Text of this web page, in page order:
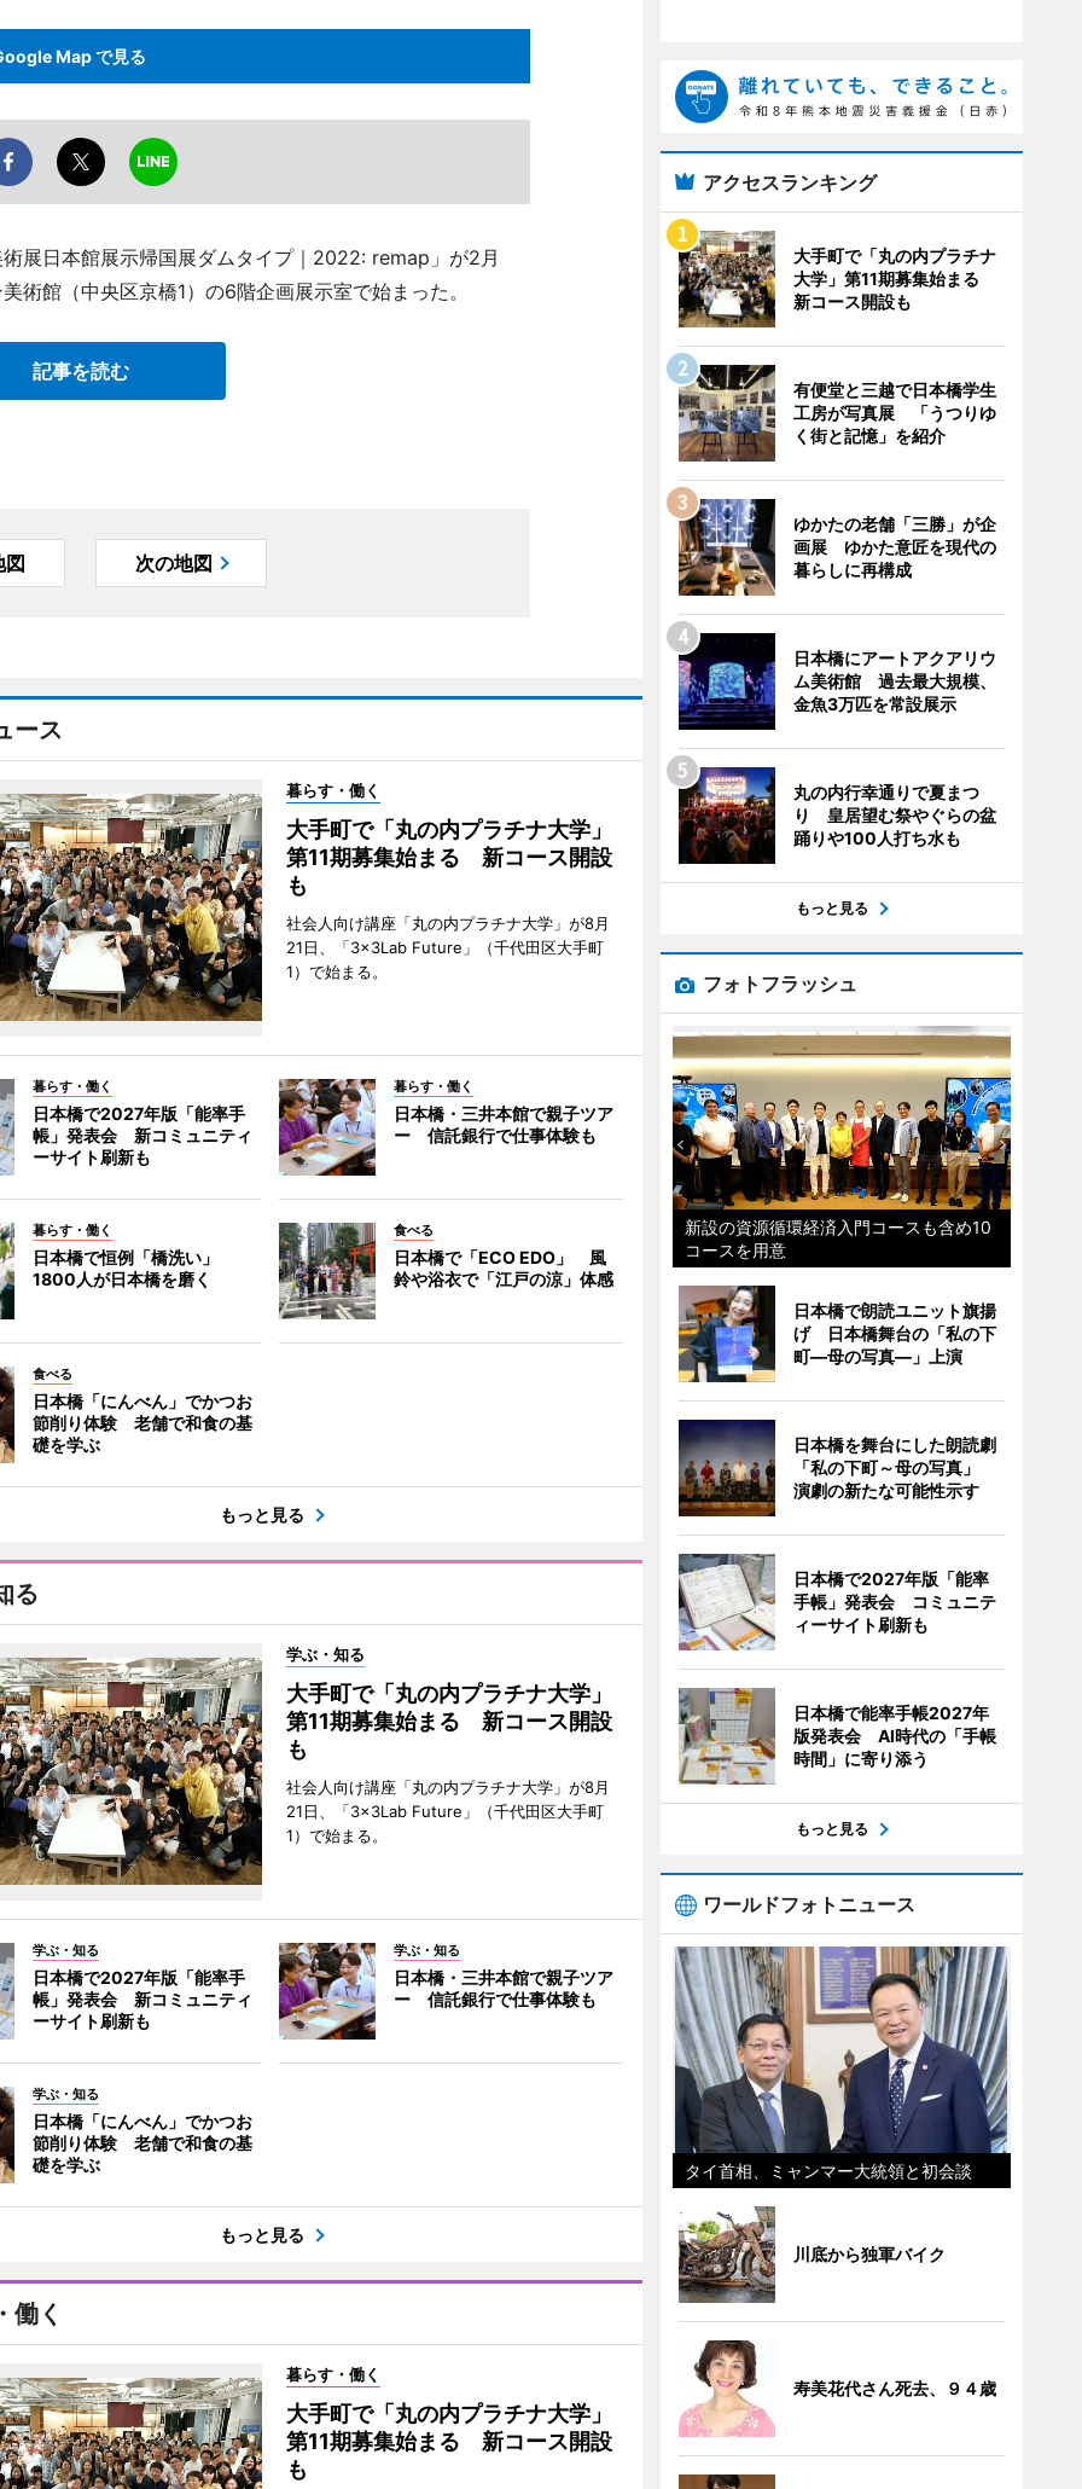
Map で見る
展日本館展示帰国展ダムタイプ｜2022: remap」が2月
術館（中央区京橋1）の6階企画展示室で始まった。
記事を読む
図 次の地図
ース
暮らす・働く
大手町で「丸の内プラチナ大学」
第11期募集始まる 新コース開設
も
社会人向け講座「丸の内プラチナ大学」が8月
21日、「3×3Lab Future」（千代田区大手町
1）で始まる。
暮らす・働く
日本橋で2027年版「能率手
帳」発表会 新コミュニティ
ーサイト刷新も
暮らす・働く
日本橋・三井本館で親子ツア
ー 信託銀行で仕事体験も
暮らす・働く
日本橋で恒例「橋洗い」
1800人が日本橋を磨く
食べる
日本橋で「ECO EDO」 風
鈴や浴衣で「江戸の涼」体感
食べる
日本橋「にんべん」でかつお
節削り体験 老舗で和食の基
礎を学ぶ
もっと見る
る
学ぶ・知る
大手町で「丸の内プラチナ大学」
第11期募集始まる 新コース開設
も
社会人向け講座「丸の内プラチナ大学」が8月
21日、「3×3Lab Future」（千代田区大手町
1）で始まる。
学ぶ・知る
日本橋で2027年版「能率手
帳」発表会 新コミュニティ
ーサイト刷新も
学ぶ・知る
日本橋・三井本館で親子ツア
ー 信託銀行で仕事体験も
学ぶ・知る
日本橋「にんべん」でかつお
節削り体験 老舗で和食の基
礎を学ぶ
もっと見る
働く
暮らす・働く
大手町で「丸の内プラチナ大学」
第11期募集始まる 新コース開設
も
アクセスランキング
大手町で「丸の内プラチナ
大学」第11期募集始まる
新コース開設も
有便堂と三越で日本橋学生
工房が写真展 「うつりゆ
く街と記憶」を紹介
ゆかたの老舗「三勝」が企
画展 ゆかた意匠を現代の
暮らしに再構成
日本橋にアートアクアリウ
ム美術館 過去最大規模、
金魚3万匹を常設展示
丸の内行幸通りで夏まつ
り 皇居望む祭やぐらの盆
踊りや100人打ち水も
もっと見る
フォトフラッシュ
新設の資源循環経済入門コースも含め10
コースを用意
日本橋で朗読ユニット旗揚
げ 日本橋舞台の「私の下
町―母の写真―」上演
日本橋を舞台にした朗読劇
「私の下町～母の写真」
演劇の新たな可能性示す
日本橋で2027年版「能率
手帳」発表会 コミュニテ
ィーサイト刷新も
日本橋で能率手帳2027年
版発表会 AI時代の「手帳
時間」に寄り添う
もっと見る
ワールドフォトニュース
タイ首相、ミャンマー大統領と初会談
川底から独軍バイク
寿美花代さん死去、９４歳